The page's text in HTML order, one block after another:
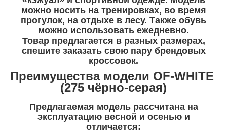
можно носить на тренировках, во время
прогулок, на отдыхе в лесу. Также обувь
можно использовать ежедневно.
Товар предлагается в разных размерах,
спешите заказать свою пару брендовых
кроссовок.
Преимущества модели OF-WHITE
(275 чёрно-серая)
Предлагаемая модель рассчитана на
эксплуатацию весной и осенью и
отличается: